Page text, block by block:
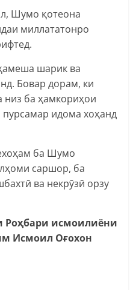
Шумо қотеона
миллататонро
шарик ва
Бовар дорам, ки
ба ҳамкориҳои
идома хоҳанд
ба Шумо
саршор, ба
ва некрӯзӣ орзу
Роҳбари исмоилиёни
Исмоил Оғохон